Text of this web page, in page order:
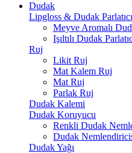
Dudak
Lipgloss & Dudak
Meyve Aromalı
Işıltılı Dudak
Ruj
Likit Ruj
Mat Kalem Ruj
Mat Ruj
Parlak Ruj
Dudak Kalemi
Dudak Koruyucu
Renkli Dudak
Dudak
Dudak Yağı